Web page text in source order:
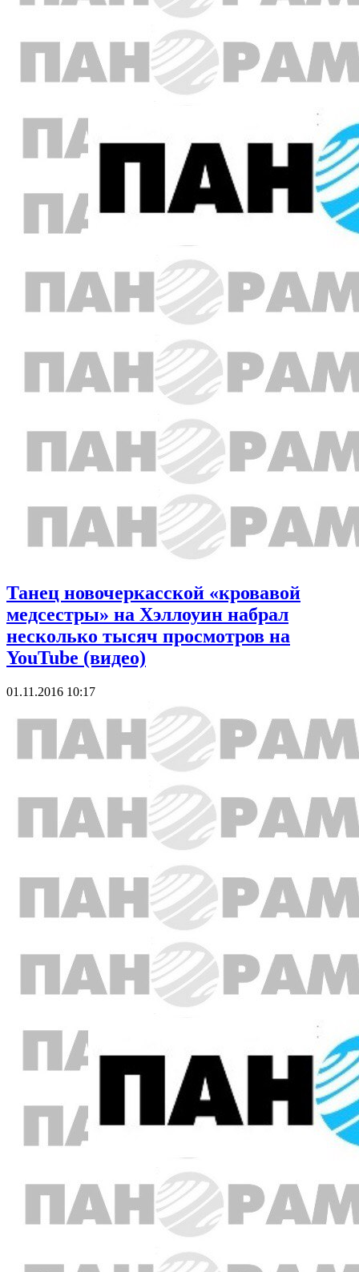
Танец новочеркасской «кровавой
медсестры» на Хэллоуин набрал
несколько тысяч просмотров на
YouTube (видео)
01.11.2016 10:17